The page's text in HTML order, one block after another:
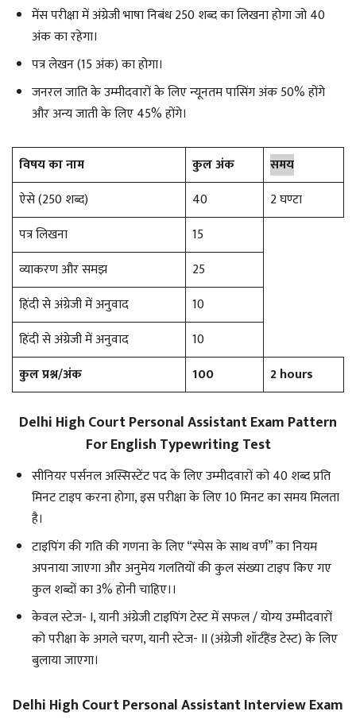
मेंस परीक्षा में अंग्रेजी भाषा निबंध 250 शब्द का लिखना होगा जो 40
अंक का रहेगा।
पत्र लेखन (15 अंक) का होगा।
जनरल जाति के उम्मीदवारों के लिए न्यूनतम पासिंग अंक 50% होंगे
और अन्य जाती के लिए 45% होंगे।
विषय का नाम कुल अंक
समय
ऐसे (250 शब्द)
40
2 घण्टा
पत्र लिखना
15
व्याकरण और समझ
25
हिंदी से अंग्रेजी में अनुवाद
10
हिंदी से अंग्रेजी में अनुवाद
10
कुल प्रश्न/अंक
100 2 hours
Delhi High Court Personal Assistant Exam Pattern
For English Typewriting Test
सीनियर पर्सनल अस्सिस्टेंट पद के लिए उम्मीदवारों को 40 शब्द प्रति
मिनट टाइप करना होगा, इस परीक्षा के लिए 10 मिनट का समय मिलता
है।
टाइपिंग की गति की गणना के लिए “स्पेस के साथ वर्ण” का नियम
अपनाया जाएगा और अनुमेय गलतियों की कुल संख्या टाइप किए गए
कुल शब्दों का 3% होनी चाहिए।।
केवल स्टेज- I, यानी अंग्रेजी टाइपिंग टेस्ट में सफल / योग्य उम्मीदवारों
को परीक्षा के अगले चरण, यानी स्टेज- II (अंग्रेजी शॉर्टहैंड टेस्ट) के लिए
बुलाया जाएगा।
Delhi High Court Personal Assistant Interview Exam